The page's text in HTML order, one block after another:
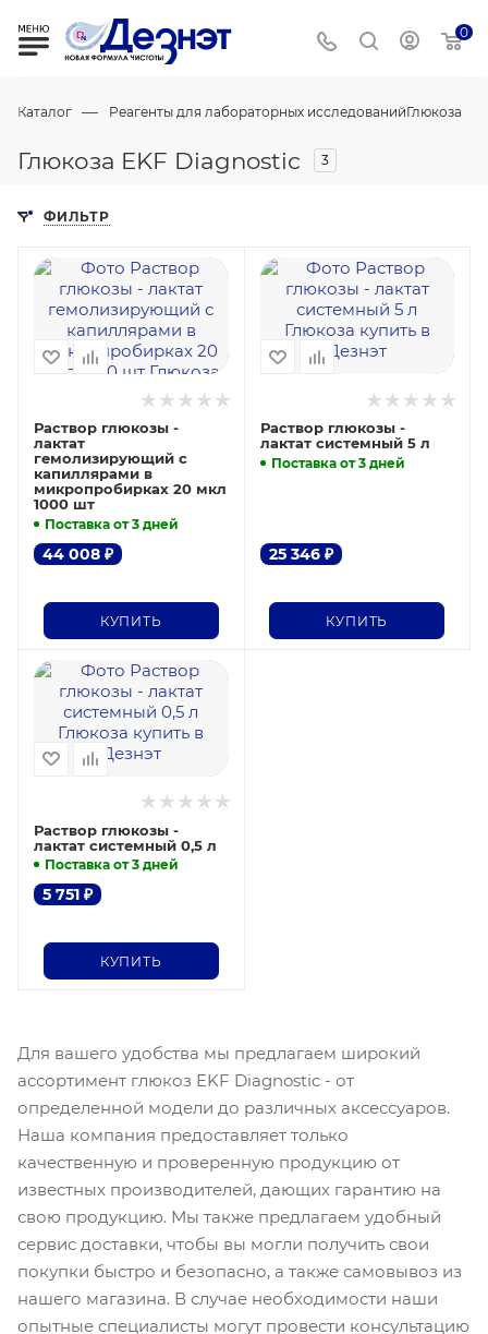
0
Каталог — Реагенты для лабораторных исследованийГлюкоза
Глюкоза EKF Diagnostic 3
ФИЛЬТР
Раствор глюкозы -
лактат
гемолизирующий с
капиллярами в
микропробирках 20 мкл
1000 шт
Поставка от 3 дней
44 008 ₽
КУПИТЬ
Раствор глюкозы -
лактат системный 5 л
Поставка от 3 дней
25 346₽
КУПИТЬ
Раствор глюкозы -
лактат системный 0,5 л
Поставка от 3 дней
5 751 ₽
КУПИТЬ
Для вашего удобства мы предлагаем широкий
ассортимент глюкоз EKF Diagnostic - от
определенной модели до различных аксессуаров.
Наша компания предоставляет только
качественную и проверенную продукцию от
известных производителей, дающих гарантию на
свою продукцию. Мы также предлагаем удобный
сервис доставки, чтобы вы могли получить свои
покупки быстро и безопасно, а также самовывоз из
нашего магазина. В случае необходимости наши
опытные специалисты могут провести консультацию